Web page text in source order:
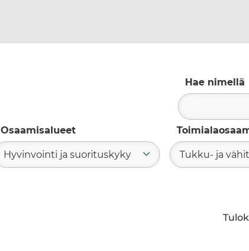
Hae nimellä
Osaamisalueet
Hyvinvointi ja suorituskyky Tukku- ja